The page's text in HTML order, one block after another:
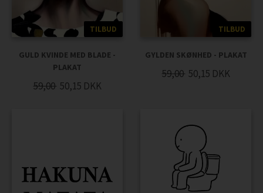
TILBUD
GULD KVINDE MED BLADE -
PLAKAT
59,00 50,15 DKK
TILBUD
GYLDEN SKØNHED - PLAKAT
59,00 50,15 DKK